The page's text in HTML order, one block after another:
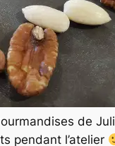
de
pendant l’atelier